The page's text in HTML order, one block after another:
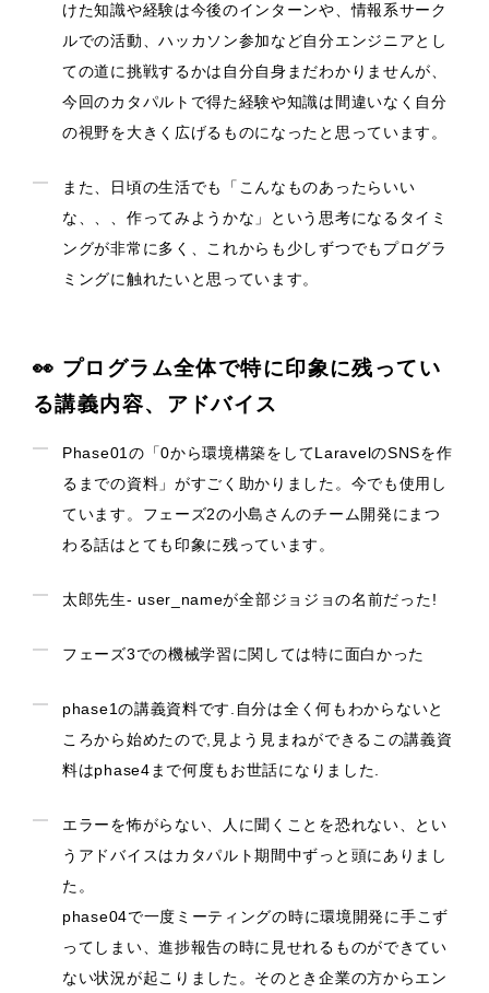
けた知識や経験は今後のインターンや、情報系サーク
ルでの活動、ハッカソン参加など自分エンジニアとし
ての道に挑戦するかは自分自身まだわかりませんが、
今回のカタパルトで得た経験や知識は間違いなく自分
の視野を大きく広げるものになったと思っています。
また、日頃の生活でも「こんなものあったらいい
な、、、作ってみようかな」という思考になるタイミ
ングが非常に多く、これからも少しずつでもプログラ
ミングに触れたいと思っています。
👀 プログラム全体で特に印象に残ってい
る講義内容、アドバイス
Phase01の「0から環境構築をしてLaravelのSNSを作
るまでの資料」がすごく助かりました。今でも使用し
ています。フェーズ2の小島さんのチーム開発にまつ
わる話はとても印象に残っています。
太郎先生- user_nameが全部ジョジョの名前だった!
フェーズ3での機械学習に関しては特に面白かった
phase1の講義資料です.自分は全く何もわからないと
ころから始めたので,見よう見まねができるこの講義資
料はphase4まで何度もお世話になりました.
エラーを怖がらない、人に聞くことを恐れない、とい
うアドバイスはカタパルト期間中ずっと頭にありまし
た。
phase04で一度ミーティングの時に環境開発に手こず
ってしまい、進捗報告の時に見せれるものができてい
ない状況が起こりました。そのとき企業の方からエン